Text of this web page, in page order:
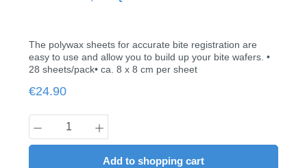
The polywax sheets for accurate bite registration are
easy to use and allow you to build up your bite wafers. •
28 sheets/pack• ca. 8 x 8 cm per sheet
Regular price:
€24.90
Product Quantity: Enter the desired
Add to shopping cart